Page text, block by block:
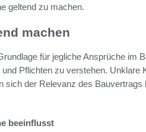
geltend zu machen.
machen
für jegliche Ansprüche im
Pflichten zu verstehen. Unklare
sich der Relevanz des
beeinflusst